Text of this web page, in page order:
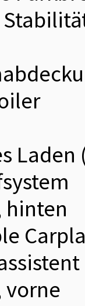
hinten
vorne